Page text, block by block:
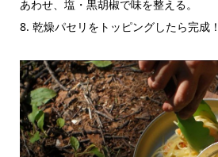
あわせ、塩・黒胡椒で味を整える。
8. 乾燥パセリをトッピングしたら完成！